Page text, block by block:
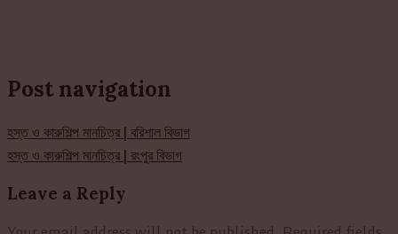
Post navigation
হস্ত ও কারুশিল্প মানচিত্র | বরিশাল বিভাগ
হস্ত ও কারুশিল্প মানচিত্র | রংপুর বিভাগ
Leave a Reply